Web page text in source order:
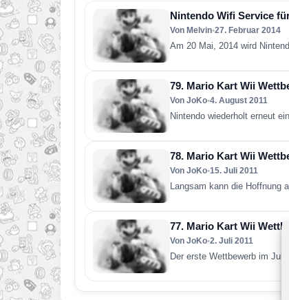
Nintendo Wifi Service
Von Melvin•27. Februar 2014
Am 20 Mai, 2014 wird
79. Mario Kart Wii
Von JoKo•4. August 2011
Nintendo wiederholt erneut
78. Mario Kart Wii
Von JoKo•15. Juli 2011
Langsam kann die Hoffnung
77. Mario Kart Wii
Von JoKo•2. Juli 2011
Der erste Wettbewerb im